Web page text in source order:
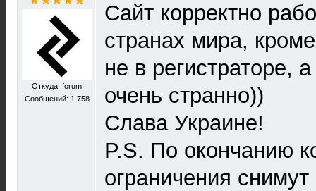
Откуда: forum
Сообщений: 1 758
Сайт корректно
странах мира,
не в регистраторе,
очень странно))
Слава Украине!
P.S. По окончанию
ограничения снимут